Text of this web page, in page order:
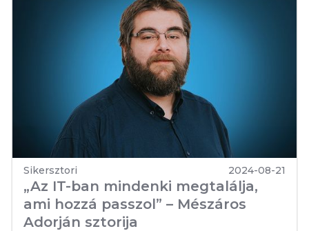
Sikersztori 2024-08-21
„Az IT-ban mindenki megtalálja,
ami hozzá passzol” – Mészáros
Adorján sztorija